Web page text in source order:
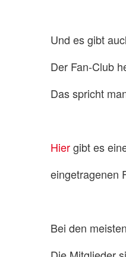
Und es gibt
Der Fan-Club
Das spricht
Hiergibt es
eingetragenen
Bei den